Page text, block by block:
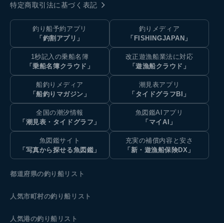
特定商取引法に基づく表記
釣り船予約アプリ
「釣割アプリ」
釣りメディア
「FISHINGJAPAN」
1秒記入の乗船名簿
「乗船名簿クラウド」
改正遊漁船業法に対応
「遊漁船クラウド」
船釣りメディア
「船釣りマガジン」
潮見表アプリ
「タイドグラフBI」
全国の潮汐情報
「潮見表・タイドグラフ」
魚図鑑AIアプリ
「マイAI」
魚図鑑サイト
「写真から探せる魚図鑑」
充実の補償内容と安さ
「新・遊漁船保険DX」
都道府県の釣り船リスト
人気市町村の釣り船リスト
人気港の釣り船リスト